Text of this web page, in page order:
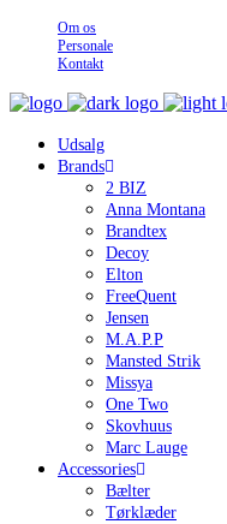
Om os
Personale
Kontakt
Udsalg
Brands
2 BIZ
Anna Montana
Brandtex
Decoy
Elton
FreeQuent
Jensen
M.A.P.P
Mansted Strik
Missya
One Two
Skovhuus
Marc Lauge
Accessories
Bælter
Tørklæder